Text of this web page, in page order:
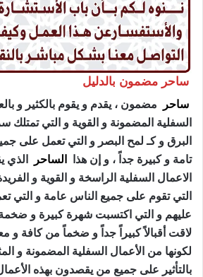
ساحر مضمون بالدليل
ساحر
مضمون ، يقدم و يقوم بالكثير و
السفلية المضمونة و القوية و التي
البرق و كـ لمح البصر و التي تعمل على
تامة و كبيرة جداً ، و إن هذا
الساحر
الذي
الاعمال السفلية الراسخة و القوية و
التي تقوم على جميع الناس عامة و التي تعمل
عليهم و التي اكتسبت شهرة كبيرة و ضخمة
لاقت أقبالاً كبيراً جداً و ضخماً من كافة و
لكونها من الأعمال السفلية المضمونة و
بالتأثير على جميع من يقصدون بهذه